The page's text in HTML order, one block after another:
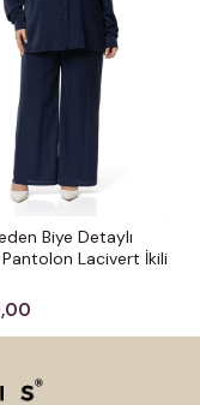
Biye Detaylı
Lacivert İkili